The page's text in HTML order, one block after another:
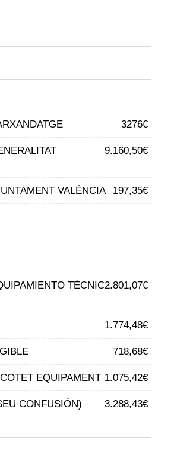
3276€
9.160,50€
VALÈNCIA 197,35€
TÉCNIC2.801,07€
1.774,48€
718,68€
EQUIPAMENT 1.075,42€
CONFUSIÓN) 3.288,43€